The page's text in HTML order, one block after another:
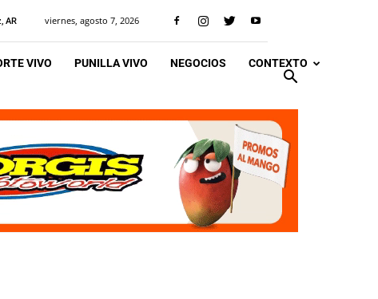
AR viernes, agosto 7, 2026
VIVO PUNILLA VIVO NEGOCIOS CONTEXTO